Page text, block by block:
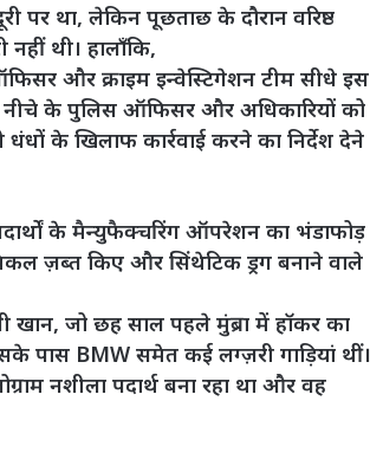
पर था, लेकिन पूछताछ के दौरान वरिष्ठ
नहीं थी। हालाँकि,
और क्राइम इन्वेस्टिगेशन टीम सीधे इस
नीचे के पुलिस ऑफिसर और अधिकारियों को
के खिलाफ कार्रवाई करने का निर्देश देने
के मैन्युफैक्चरिंग ऑपरेशन का भंडाफोड़
ज़ब्त किए और सिंथेटिक ड्रग बनाने वाले
जो छह साल पहले मुंब्रा में हॉकर का
पास BMW समेत कई लग्ज़री गाड़ियां थीं।
नशीला पदार्थ बना रहा था और वह